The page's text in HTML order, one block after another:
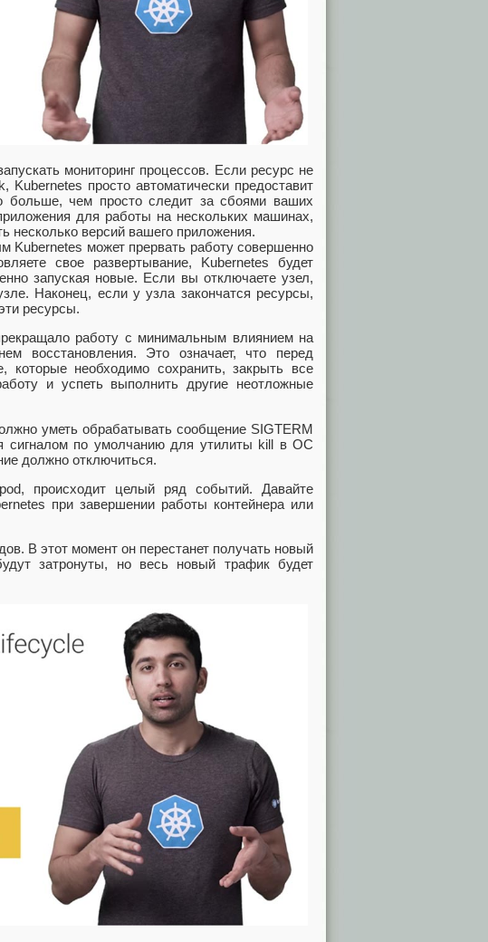
мониторинг процессов. Если ресурс не
Kubernetes просто автоматически предоставит
больше, чем просто следит за сбоями ваших
для работы на нескольких машинах,
несколько версий вашего приложения.
Kubernetes может прервать работу совершенно
свое развертывание, Kubernetes будет
запуская новые. Если вы отключаете узел,
Наконец, если у узла закончатся ресурсы,
ресурсы.
работу с минимальным влиянием на
восстановления. Это означает, что перед
необходимо сохранить, закрыть все
и успеть выполнить другие неотложные
уметь обрабатывать сообщение SIGTERM
сигналом по умолчанию для утилиты kill в ОС
должно отключиться.
происходит целый ряд событий. Давайте
при завершении работы контейнера или
В этот момент он перестанет получать новый
затронуты, но весь новый трафик будет